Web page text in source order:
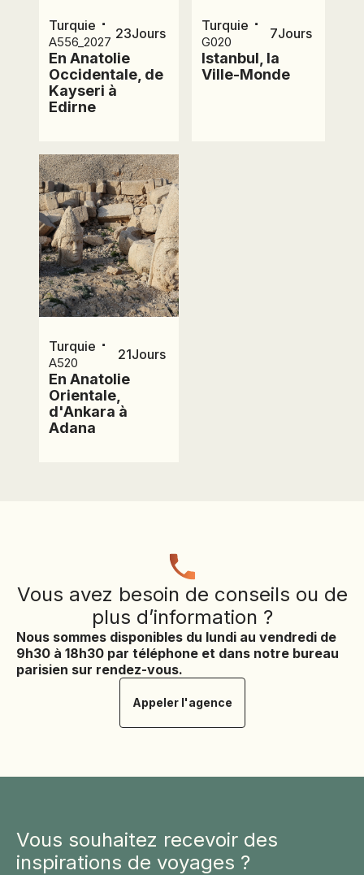
Turquie ⋅
A556_2027
23Jours
En Anatolie
Occidentale, de
Kayseri à
Edirne
Turquie ⋅
G020
7Jours
Istanbul, la
Ville-Monde
Turquie ⋅
A520
21Jours
En Anatolie
Orientale,
d'Ankara à
Adana
Vous avez besoin de conseils ou de
plus d’information ?
Nous sommes disponibles du lundi au vendredi de
9h30 à 18h30 par téléphone et dans notre bureau
parisien sur rendez-vous.
Appeler l'agence
Vous souhaitez recevoir des
inspirations de voyages ?